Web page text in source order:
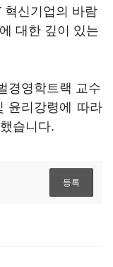
혁신기업의 바람
대한 깊이 있는
경영학트랙 교수
윤리강령에 따라
습니다.